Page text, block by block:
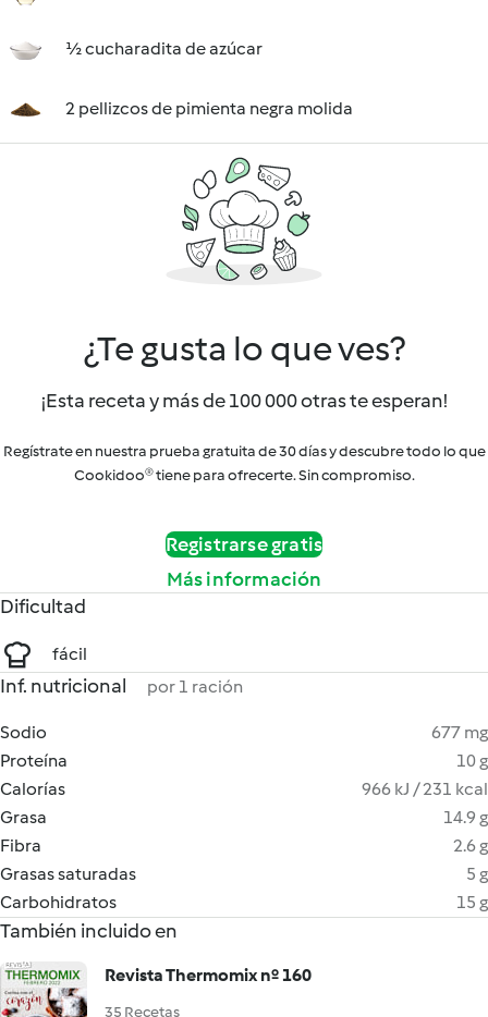
½ cucharadita de azúcar
2 pellizcos de pimienta negra molida
¿Te gusta lo que ves?
¡Esta receta y más de 100 000 otras te esperan!
Regístrate en nuestra prueba gratuita de 30 días y descubre todo lo que
Cookidoo® tiene para ofrecerte. Sin compromiso.
Registrarse gratis
Más información
Dificultad
fácil
Inf. nutricional por 1 ración
Sodio
677 mg
Proteína
10 g
Calorías
966 kJ / 231 kcal
Grasa
14.9 g
Fibra
2.6 g
Grasas saturadas
5 g
Carbohidratos
15 g
También incluido en
Revista Thermomix nº 160
35 Recetas